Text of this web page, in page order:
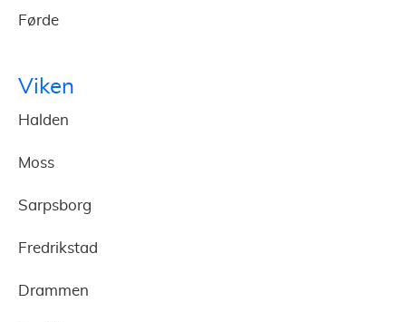
Førde
Viken
Halden
Moss
Sarpsborg
Fredrikstad
Drammen